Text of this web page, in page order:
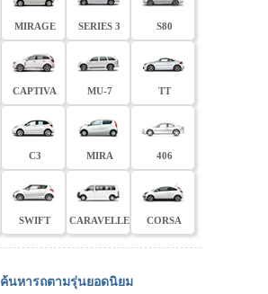
MIRAGE SERIES 3 S80
CAPTIVA MU-7 TT
C3 MIRA 406
SWIFT CARAVELLE CORSA
ค้นหารถตามรุ่นยอดนิยม